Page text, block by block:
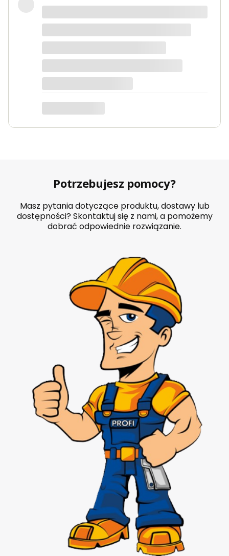
Potrzebujesz pomocy?
Masz pytania dotyczące produktu, dostawy lub
dostępności? Skontaktuj się z nami, a pomożemy
dobrać odpowiednie rozwiązanie.